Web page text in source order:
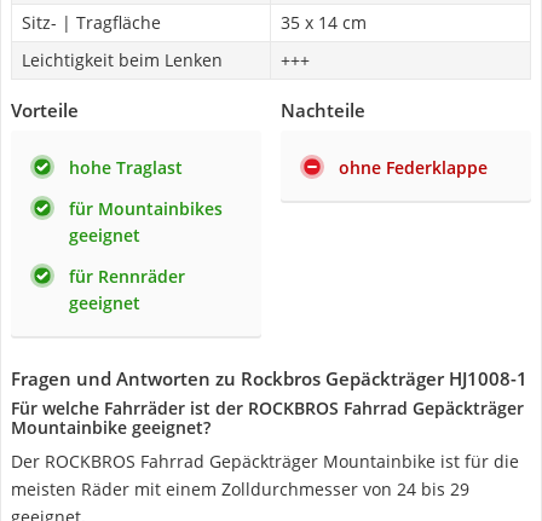
Sitz- | Tragfläche
35 x 14 cm
Leichtigkeit beim Lenken
+++
Vorteile
hohe Traglast
für Mountainbikes
geeignet
für Rennräder
geeignet
Nachteile
ohne Federklappe
Fragen und Antworten zu Rockbros Gepäckträger HJ1008-1
Für welche Fahrräder ist der ROCKBROS Fahrrad Gepäckträger
Mountainbike geeignet?
Der ROCKBROS Fahrrad Gepäckträger Mountainbike ist für die
meisten Räder mit einem Zolldurchmesser von 24 bis 29